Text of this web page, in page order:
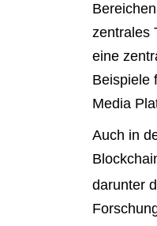
zentrales
eine
Beispiele
Media
Auch in
darunter